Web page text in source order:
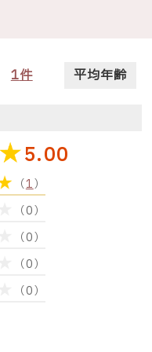
1件 平均年齢
5.00
（1）
（0）
（0）
（0）
（0）